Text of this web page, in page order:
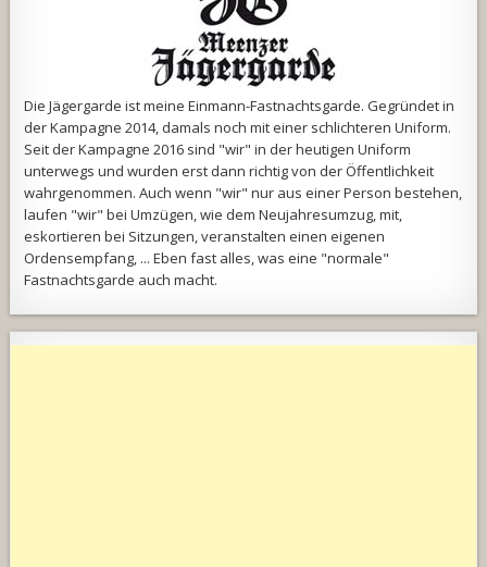
Die Jägergarde ist meine Einmann-Fastnachtsgarde. Gegründet in
der Kampagne 2014, damals noch mit einer schlichteren Uniform.
Seit der Kampagne 2016 sind "wir" in der heutigen Uniform
unterwegs und wurden erst dann richtig von der Öffentlichkeit
wahrgenommen. Auch wenn "wir" nur aus einer Person bestehen,
laufen "wir" bei Umzügen, wie dem Neujahresumzug, mit,
eskortieren bei Sitzungen, veranstalten einen eigenen
Ordensempfang, ... Eben fast alles, was eine "normale"
Fastnachtsgarde auch macht.